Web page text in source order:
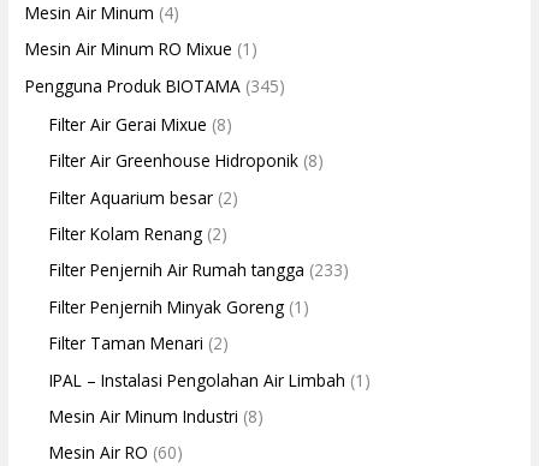
Mesin Air Minum (4)
Mesin Air Minum RO Mixue (1)
Pengguna Produk BIOTAMA (345)
Filter Air Gerai Mixue (8)
Filter Air Greenhouse Hidroponik (8)
Filter Aquarium besar (2)
Filter Kolam Renang (2)
Filter Penjernih Air Rumah tangga (233)
Filter Penjernih Minyak Goreng (1)
Filter Taman Menari (2)
IPAL – Instalasi Pengolahan Air Limbah (1)
Mesin Air Minum Industri (8)
Mesin Air RO (60)